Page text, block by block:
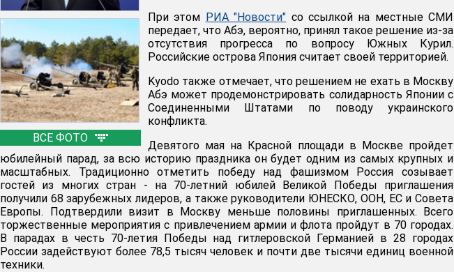
ВСЕ ФОТО
При этом РИА "Новости" со ссылкой на местные СМИ
передает, что Абэ, вероятно, принял такое решение из-за
отсутствия прогресса по вопросу Южных Курил.
Российские острова Япония считает своей территорией.
Kyodo также отмечает, что решением не ехать в Москву
Абэ может продемонстрировать солидарность Японии с
Соединенными Штатами по поводу украинского
конфликта.
Девятого мая на Красной площади в Москве пройдет
юбилейный парад, за всю историю праздника он будет одним из самых крупных и
масштабных. Традиционно отметить победу над фашизмом Россия созывает
гостей из многих стран - на 70-летний юбилей Великой Победы приглашения
получили 68 зарубежных лидеров, а также руководители ЮНЕСКО, ООН, ЕС и Совета
Европы. Подтвердили визит в Москву меньше половины приглашенных. Всего
торжественные мероприятия с привлечением армии и флота пройдут в 70 городах.
В парадах в честь 70-летия Победы над гитлеровской Германией в 28 городах
России задействуют более 78,5 тысяч человек и почти две тысячи единиц военной
техники.